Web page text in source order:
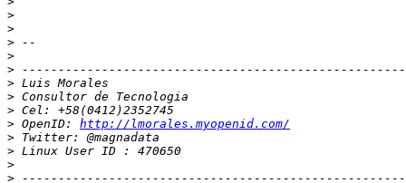
>
>
>
>
>
>
>
>
> OpenID: http://lmorales.myopenid.com/
>
>
>
>